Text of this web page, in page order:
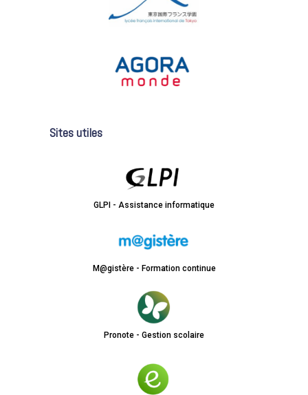
Sites utiles
GLPI - Assistance informatique
M@gistère - Formation continue
Pronote - Gestion scolaire